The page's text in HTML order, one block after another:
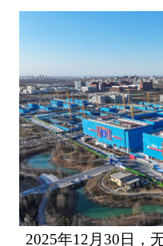
2025年12月30日，